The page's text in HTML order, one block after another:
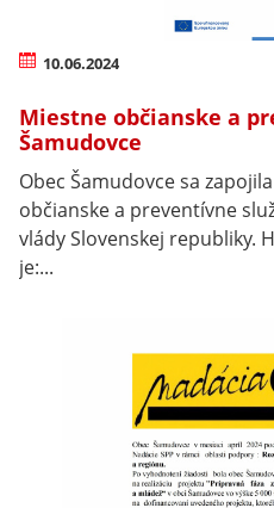
10.06.2024
Miestne občianske a
Šamudovce
Obec Šamudovce sa
občianske a preventívne
vlády Slovenskej republiky.
je:...